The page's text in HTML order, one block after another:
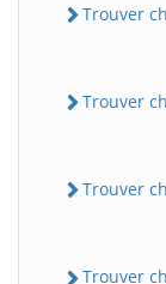
Trouver
Trouver
Trouver
Trouver